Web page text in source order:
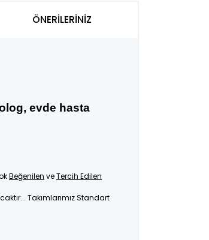
evde hasta
Beğenilen veTercih Edilen
Takımlarımız Standart
ÖNERİLERİNİZ